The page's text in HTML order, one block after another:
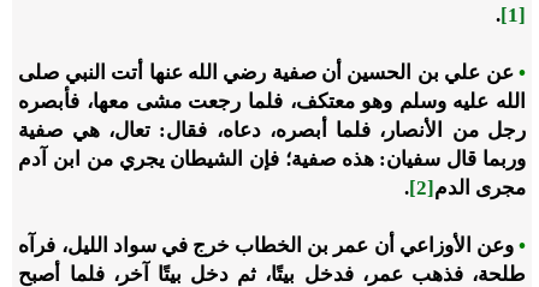
[1]
.
•عن علي بن الحسين أن صفية رضي الله عنها أتت النبي صلى
الله عليه وسلم وهو معتكف، فلما رجعت مشى معها، فأبصره
رجل من الأنصار، فلما أبصره، دعاه، فقال: تعال، هي صفية
وربما قال سفيان: هذه صفية؛ فإن الشيطان يجري من ابن آدم
مجرى الدم[2]
.
•وعن الأوزاعي أن عمر بن الخطاب خرج في سواد الليل، فرآه
طلحة، فذهب عمر، فدخل بيتًا، ثم دخل بيتًا آخر، فلما أصبح